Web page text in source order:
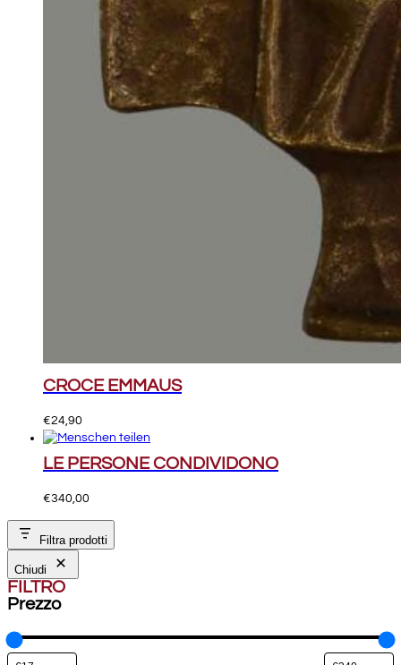
CROCE EMMAUS
€24,90
LE PERSONE CONDIVIDONO
€340,00
Filtra prodotti
Chiudi
FILTRO
Prezzo